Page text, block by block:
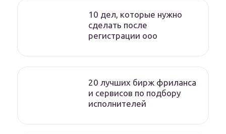
10 дел, которые нужно
сделать после
регистрации ооо
20 лучших бирж фриланса
и сервисов по подбору
исполнителей